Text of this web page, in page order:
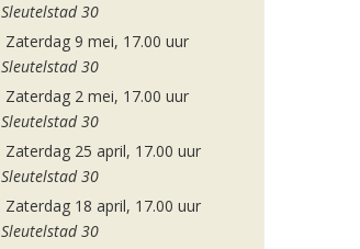
Sleutelstad 30
Zaterdag 9 mei, 17.00 uur
Sleutelstad 30
Zaterdag 2 mei, 17.00 uur
Sleutelstad 30
Zaterdag 25 april, 17.00 uur
Sleutelstad 30
Zaterdag 18 april, 17.00 uur
Sleutelstad 30